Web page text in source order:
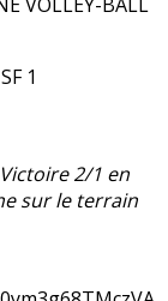
VOLLEY-BALL
1
2/1 en
sur le terrain